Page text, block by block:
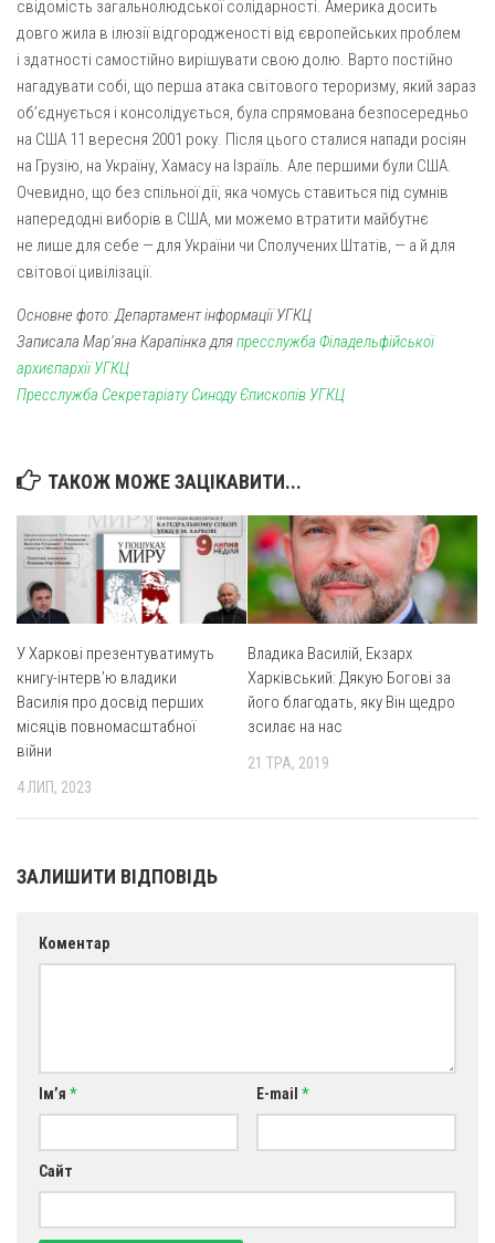
свідомість загальнолюдської солідарності. Америка досить
довго жила в ілюзії відгородженості від європейських проблем
і здатності самостійно вирішувати свою долю. Варто постійно
нагадувати собі, що перша атака світового тероризму, який зараз
об’єднується і консолідується, була спрямована безпосередньо
на США 11 вересня 2001 року. Після цього сталися напади росіян
на Грузію, на Україну, Хамасу на Ізраїль. Але першими були США.
Очевидно, що без спільної дії, яка чомусь ставиться під сумнів
напередодні виборів в США, ми можемо втратити майбутнє
не лише для себе — для України чи Сполучених Штатів, — а й для
світової цивілізації.
Основне фото: Департамент інформації УГКЦ
Записала Мар’яна Карапінка дляпресслужба Філадельфійської
архиєпархії УГКЦ
Пресслужба Секретаріату Синоду Єпископів УГКЦ
ТАКОЖ МОЖЕ ЗАЦІКАВИТИ...
У Харкові презентуватимуть
книгу-інтерв’ю владики
Василія про досвід перших
місяців повномасштабної
війни
4 ЛИП, 2023
Владика Василій, Екзарх
Харківський: Дякую Богові за
його благодать, яку Він щедро
зсилає на нас
21 ТРА, 2019
ЗАЛИШИТИ ВІДПОВІДЬ
Коментар
Ім’я * E-mail *
Сайт